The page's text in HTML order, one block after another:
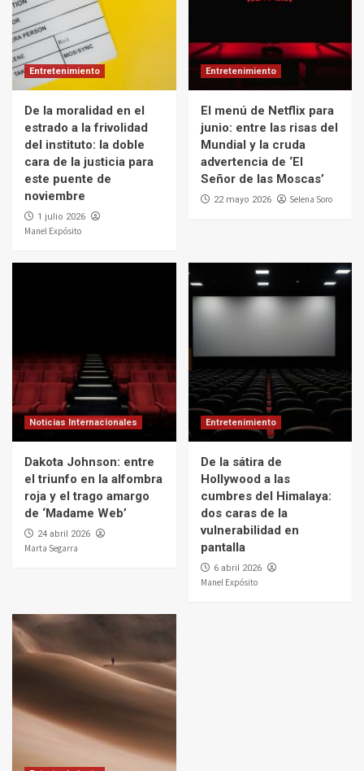
Entretenimiento
De la moralidad en el
estrado a la frivolidad
del instituto: la doble
cara de la justicia para
este puente de
noviembre
1 julio 2026
Manel Expósito
Entretenimiento
El menú de Netflix para
junio: entre las risas del
Mundial y la cruda
advertencia de ‘El
Señor de las Moscas’
22 mayo 2026 Selena Soro
Noticias Internacionales
Dakota Johnson: entre
el triunfo en la alfombra
roja y el trago amargo
de ‘Madame Web’
24 abril 2026
Marta Segarra
Entretenimiento
De la sátira de
Hollywood a las
cumbres del Himalaya:
dos caras de la
vulnerabilidad en
pantalla
6 abril 2026
Manel Expósito